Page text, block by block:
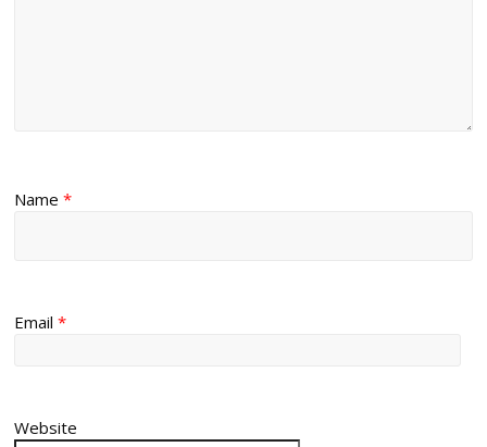
Name*
Email*
Website